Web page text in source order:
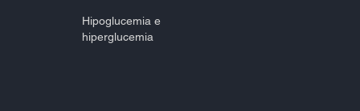
Hipoglucemia e
hiperglucemia